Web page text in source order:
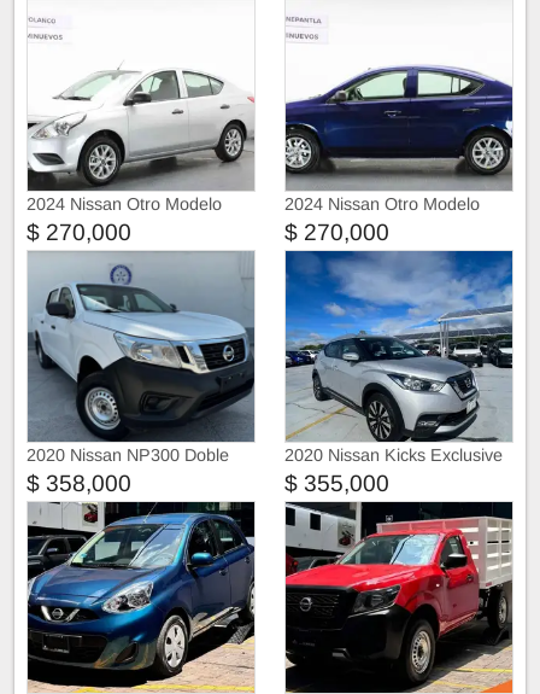
2024 Nissan Otro Modelo
$ 270,000
2024 Nissan Otro Modelo
$ 270,000
2020 Nissan NP300 Doble
Cabina
$ 358,000
2020 Nissan Kicks Exclusive
$ 355,000